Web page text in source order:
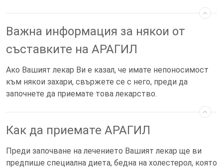
Важна информация за някои от
съставките на АРАГИЛ
Ако Вашият лекар Ви е казал, че имате непоносимост
към някои захари, свържете се с него, преди да
започнете да приемате това лекарство.
Как да приемате АРАГИЛ
Преди започване на лечението Вашият лекар ще ви
предпише специална диета, бедна на холестерол, която